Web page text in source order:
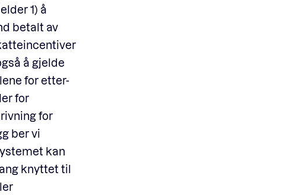
1) å
betalt av
å gjelde
for etter-
for
for
ber vi
kan
knyttet til